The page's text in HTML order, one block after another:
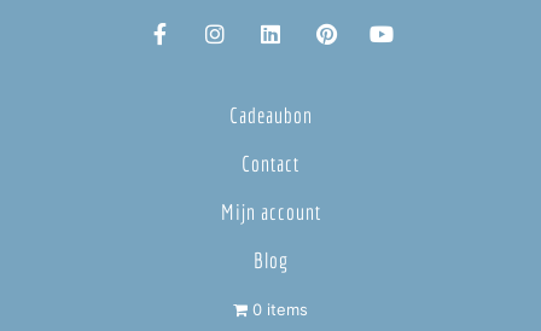
Cadeaubon
Contact
Mijn account
Blog
0 items